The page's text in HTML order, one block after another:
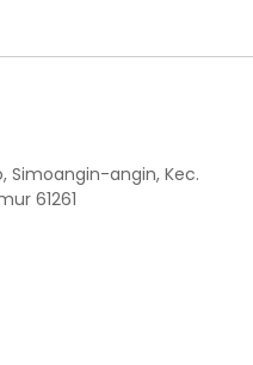
Simoangin-angin, Kec.
61261